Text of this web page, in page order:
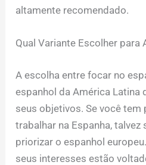
altamente recomendado.
Qual Variante Escolher para
A escolha entre focar no
espanhol da América Latina
seus objetivos. Se você tem
trabalhar na Espanha, talvez
priorizar o espanhol
seus interesses estão